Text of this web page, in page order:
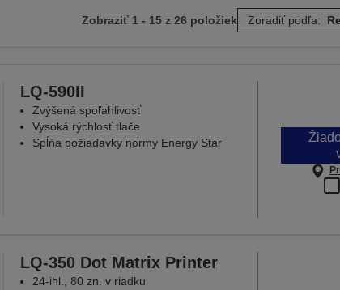
Zobraziť 1 - 15 z 26 položiek Zoradiť podľa:
LQ-590II
Zvýšená spoľahlivosť
Vysoká rýchlosť tlače
Spĺňa požiadavky normy Energy Star
LQ-350 Dot Matrix Printer
24-ihl., 80 zn. v riadku